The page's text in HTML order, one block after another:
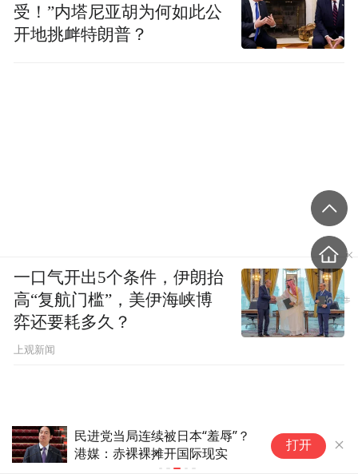
民进党当局连续被日本“羞辱”？
港媒：赤裸裸摊开国际现实
打开
受！”内塔尼亚胡为何如此公
开地挑衅特朗普？
一口气开出5个条件，伊朗抬
高“复航门槛”，美伊海峡博
弈还要耗多久？
上观新闻